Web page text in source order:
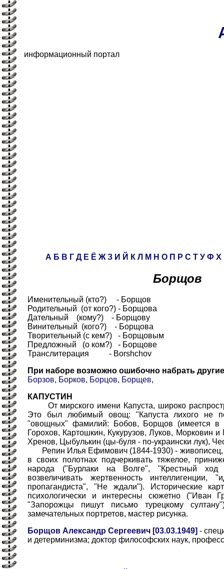
информационный портал
А Б В Г Д Е Ё Ж З И Й К Л М Н О П Р С Т У Ф Х
Борщов
Именительный (кто?) - Борщов
Родительный (от кого?) - Борщова
Дательный (кому?) - Борщову
Винительный (кого?) - Борщова
Творительный (с кем?) - Борщовым
Предложный (о ком?) - Борщове
Транслитерация - Borshchov
При наборе возможно ошибочно набрать
Борзов, Борков, Борцов, Борщев,
КАПУСТИН
От мирского имени Капуста, широко
Это был любимый овощ: "Капуста лихого не
"овощных" фамилий: Бобов, Борщов (имеется в
Горохов, Картошкин, Кукурузов, Луков, Морковин
Хренов, Цыбулькин (цы-буля - по-украински лук),
Репин Илья Ефимович (1844-1930) - живописец,
в своих полотнах подчеркивать тяжелое,
народа ("Бурлаки на Волге", "Крестный
возвеличивать жертвенность
пропагандиста", "Не ждали"). Исторические
психологически и интересны сюжетно ("Иван
"Запорожцы пишут письмо турецкому
замечательных портретов, мастер рисунка.
Борщов Александр Сергеевич [03.03.1949] -
и детерминизма; доктор философских наук,